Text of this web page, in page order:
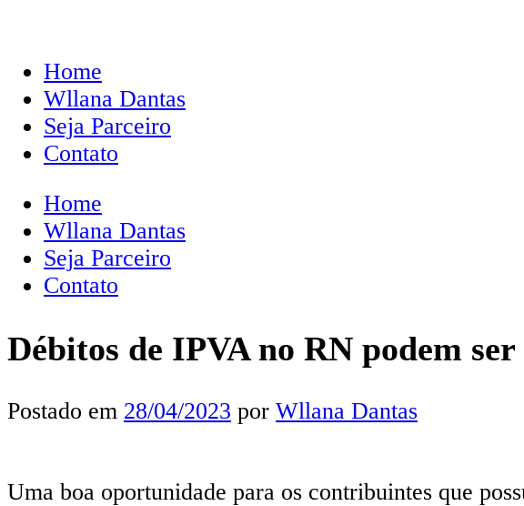
Home
Wllana Dantas
Seja Parceiro
Contato
Home
Wllana Dantas
Seja Parceiro
Contato
Débitos de IPVA no RN podem ser
Postado em 28/04/2023 por Wllana Dantas
Uma boa oportunidade para os contribuintes que